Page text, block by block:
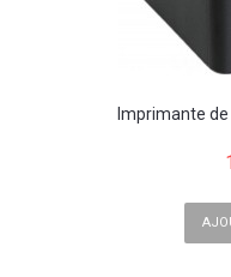
Imprimante